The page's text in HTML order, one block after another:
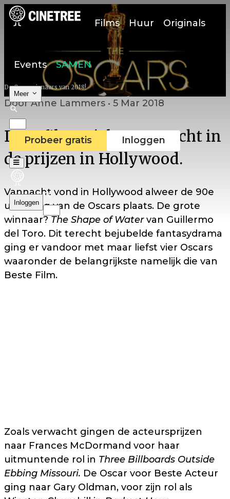
Films Huur Originals
Events SAMEN
Meer
Probeer gratis Inloggen
Inloggen
De Oscarwinnaars van 2018!
Door Anne Lammers • 5 Mar 2018
Deze films vielen vannacht in
de prijzen in Hollywood.
Vannacht vond in Hollywood alweer de 90e
uitreiking van de Oscars plaats. De grote
winnaar?The Shape of Watervan Guillermo
del Toro. Dit terecht bejubelde fantasydrama
ging er vandoor met maar liefst vier Oscars
waaronder de belangrijkste namelijk die van
Beste Film.
Zoals verwacht gingen de acteursprijzen
naar Frances McDormand voor haar
uitmuntende rol in Three Billboards Outside
Ebbing Missouri. De Oscar voor Beste Acteur
ging naar Gary Oldman, voor zijn rol als